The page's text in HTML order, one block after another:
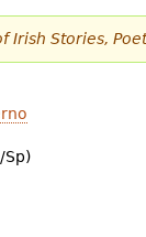
Irish Stories,
Sp)